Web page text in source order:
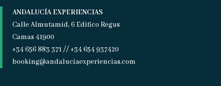
ANDALUCÍA EXPERIENCIAS
Calle Almutamid, 6 Edifico Regus
Camas 41900
+34 656 883 371 // +34 654 937420
booking@andaluciaexperiencias.com